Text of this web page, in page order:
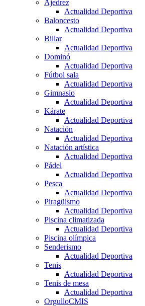
Ajedrez
Actualidad Deportiva
Baloncesto
Actualidad Deportiva
Billar
Actualidad Deportiva
Dominó
Actualidad Deportiva
Fútbol sala
Actualidad Deportiva
Gimnasio
Actualidad Deportiva
Kárate
Actualidad Deportiva
Natación
Actualidad Deportiva
Natación artística
Actualidad Deportiva
Pádel
Actualidad Deportiva
Pesca
Actualidad Deportiva
Piragüismo
Actualidad Deportiva
Piscina climatizada
Actualidad Deportiva
Piscina olímpica
Senderismo
Actualidad Deportiva
Tenis
Actualidad Deportiva
Tenis de mesa
Actualidad Deportiva
OrgulloCMIS